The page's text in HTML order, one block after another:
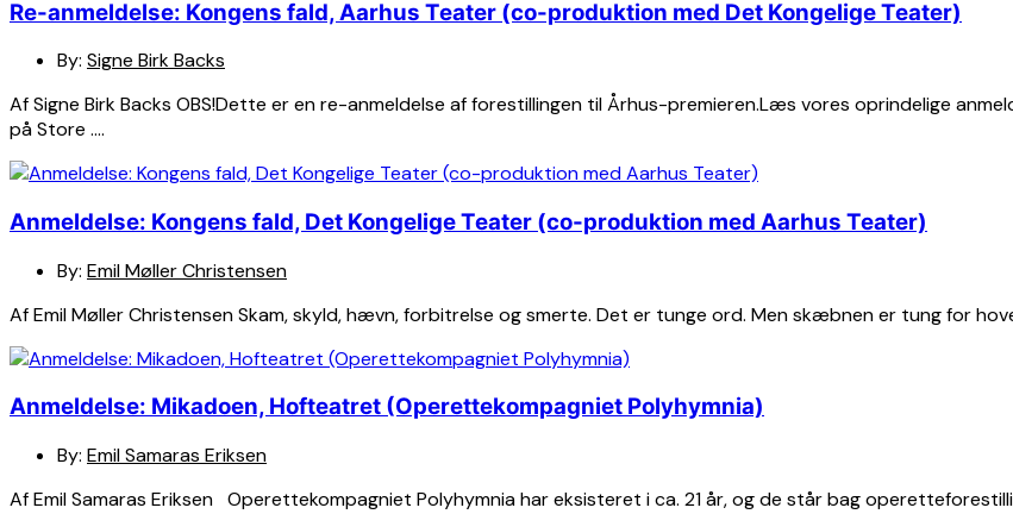
Re-anmeldelse: Kongens fald, Aarhus Teater (co-produktion med Det Kongelige Teater)
By: Signe Birk Backs
Af Signe Birk Backs OBS!Dette er en re-anmeldelse af forestillingen til Århus-premieren.Læs vores oprindelige
på Store ….
Anmeldelse: Kongens fald, Det Kongelige Teater (co-produktion med Aarhus Teater)
By: Emil Møller Christensen
Af Emil Møller Christensen Skam, skyld, hævn, forbitrelse og smerte. Det er tunge ord. Men skæbnen er tung for
Anmeldelse: Mikadoen, Hofteatret (Operettekompagniet Polyhymnia)
By: Emil Samaras Eriksen
Af Emil Samaras Eriksen Operettekompagniet Polyhymnia har eksisteret i ca. 21 år, og de står bag